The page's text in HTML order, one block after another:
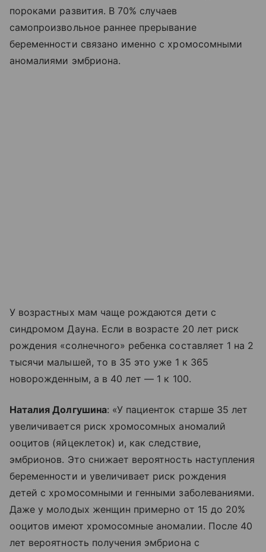
пороками развития. В 70% случаев
самопроизвольное раннее прерывание
беременности связано именно с хромосомными
аномалиями эмбриона.
У возрастных мам чаще рождаются дети с
синдромом Дауна. Если в возрасте 20 лет риск
рождения «солнечного» ребенка составляет 1 на 2
тысячи малышей, то в 35 это уже 1 к 365
новорожденным, а в 40 лет — 1 к 100.
Наталия Долгушина: «У пациенток старше 35 лет
увеличивается риск хромосомных аномалий
ооцитов (яйцеклеток) и, как следствие,
эмбрионов. Это снижает вероятность наступления
беременности и увеличивает риск рождения
детей с хромосомными и генными заболеваниями.
Даже у молодых женщин примерно от 15 до 20%
ооцитов имеют хромосомные аномалии. После 40
лет вероятность получения эмбриона с